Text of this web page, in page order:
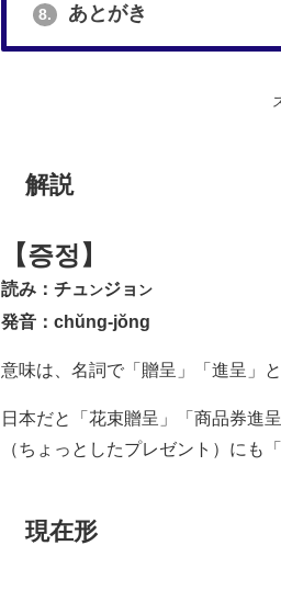
8. あとがき
解説
【증정】
読み：チュンジョ ン
発音：chŭng-jŏng
意味は、名詞で「贈呈」「進呈」と
日本だと「花束贈呈」「商品券進
（ちょっとしたプレゼント）にも
現在形